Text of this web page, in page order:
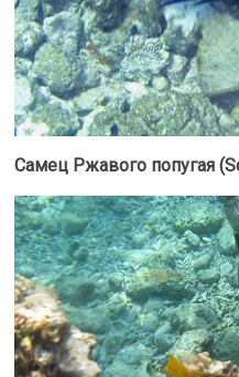
Самец Ржавого попугая